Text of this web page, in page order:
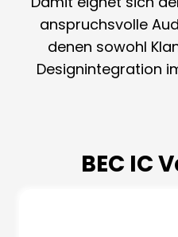
anspruchsvolle
denen sowohl
Designintegration
BEC IC